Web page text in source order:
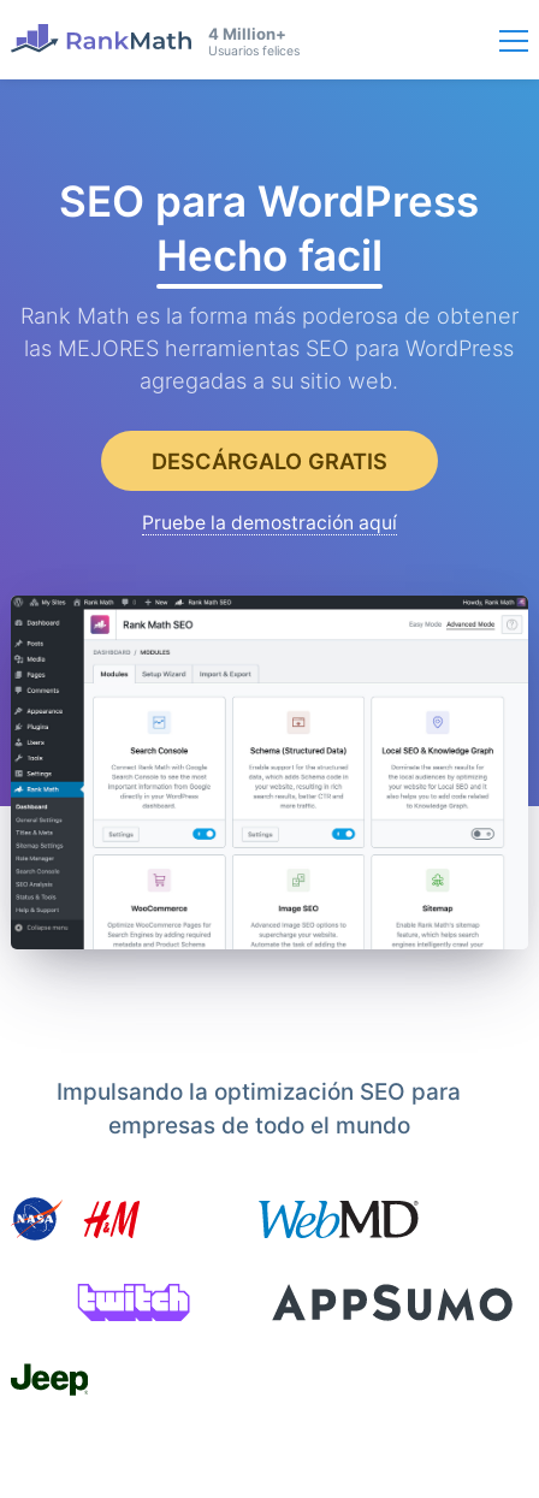
4 Million+
Usuarios felices
SEO para WordPress
Hecho facil
Rank Math es la forma más poderosa de obtener
las MEJORES herramientas SEO para WordPress
agregadas a su sitio web.
DESCÁRGALO GRATIS
Pruebe la demostración aquí
Impulsando la optimización SEO para
empresas de todo el mundo